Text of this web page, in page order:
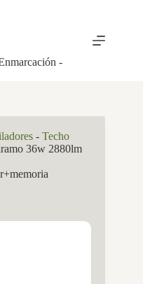
-
- Techo
36w 2880lm